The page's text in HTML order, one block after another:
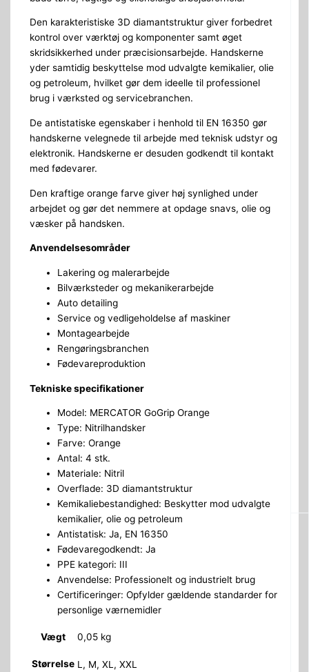
Den karakteristiske 3D diamantstruktur giver forbedret
kontrol over værktøj og komponenter samt øget
skridsikkerhed under præcisionsarbejde. Handskerne
yder samtidig beskyttelse mod udvalgte kemikalier, olie
og petroleum, hvilket gør dem ideelle til professionel
brug i værksted og servicebranchen.
De antistatiske egenskaber i henhold til EN 16350 gør
handskerne velegnede til arbejde med teknisk udstyr og
elektronik. Handskerne er desuden godkendt til kontakt
med fødevarer.
Den kraftige orange farve giver høj synlighed under
arbejdet og gør det nemmere at opdage snavs, olie og
væsker på handsken.
Anvendelsesområder
Lakering og malerarbejde
Bilværksteder og mekanikerarbejde
Auto detailing
Service og vedligeholdelse af maskiner
Montagearbejde
Rengøringsbranchen
Fødevareproduktion
Tekniske specifikationer
Model: MERCATOR GoGrip Orange
Type: Nitrilhandsker
Farve: Orange
Antal: 4 stk.
Materiale: Nitril
Overflade: 3D diamantstruktur
Kemikaliebestandighed: Beskytter mod udvalgte
kemikalier, olie og petroleum
Antistatisk: Ja, EN 16350
Fødevaregodkendt: Ja
PPE kategori: III
Anvendelse: Professionelt og industrielt brug
Certificeringer: Opfylder gældende standarder for
personlige værnemidler
Vægt 0,05 kg
Størrelse L, M, XL, XXL